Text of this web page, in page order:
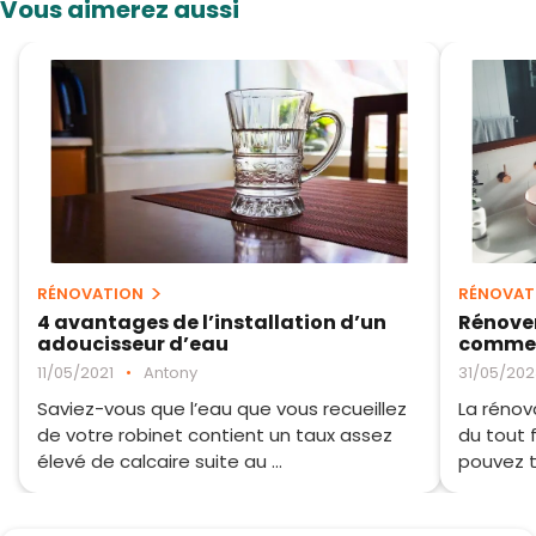
Vous aimerez aussi
RÉNOVATION
4 avantages de l’installation d’un
adoucisseur d’eau
11/05/2021 • Antony
Saviez-vous que l’eau que vous recueillez
de votre robinet contient un taux assez
élevé de calcaire suite au ...
31/05/
La
du tout
pouvez